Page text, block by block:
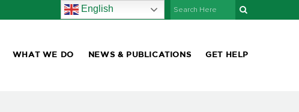
English
WHAT WE DO NEWS & PUBLICATIONS GET HELP